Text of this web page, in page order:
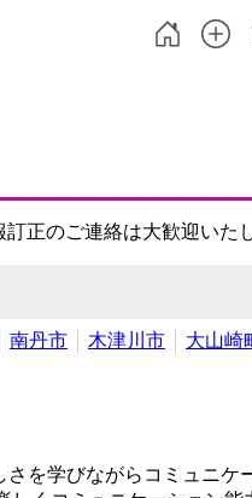
正のご連絡は大歓迎いた
南丹市 木津川市 大山崎
を学びながらコミュニケ